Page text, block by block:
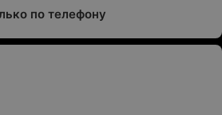
по телефону